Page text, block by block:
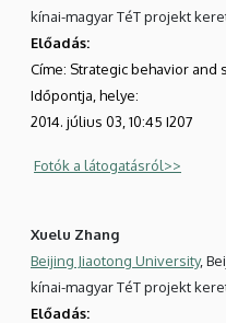
kínai-magyar TéT projekt
Előadás:
Címe: Strategic behavior and
Időpontja, helye:
2014. július 03, 10:45 I207
Fotók a látogatásról>>
Xuelu Zhang
Beijing Jiaotong University,
kínai-magyar TéT projekt
Előadás: